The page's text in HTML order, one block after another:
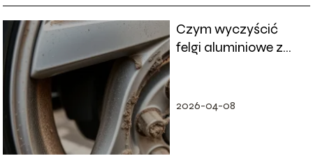
Czym wyczyścić
felgi aluminiowe z
2026-04-08